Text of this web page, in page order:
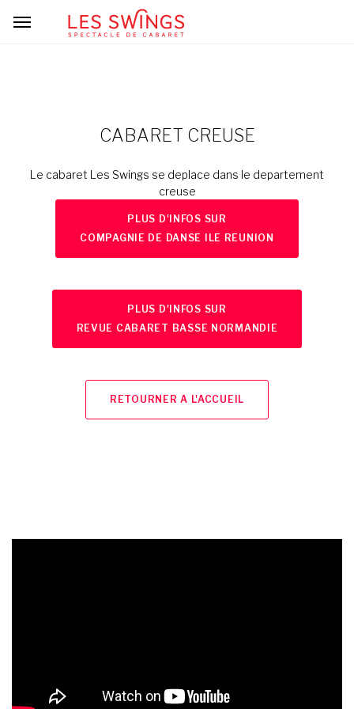
CABARET CREUSE
Le cabaret Les Swings se deplace dans le departement
creuse
PLUS D'INFOS SUR
COMPAGNIE DE DANSE ILE REUNION
PLUS D'INFOS SUR
REVUE CABARET BASSE NORMANDIE
RETOURNER A L'ACCUEIL